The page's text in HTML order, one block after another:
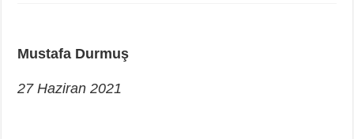
Mustafa Durmuş
27 Haziran 2021